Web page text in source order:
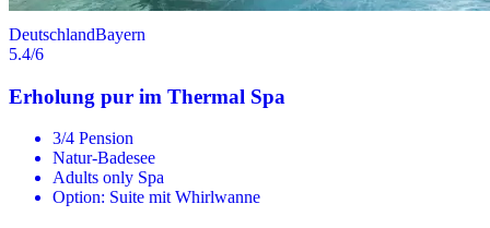
DeutschlandBayern
5.4/6
Erholung pur im Thermal Spa
3/4 Pension
Natur-Badesee
Adults only Spa
Option: Suite mit Whirlwanne